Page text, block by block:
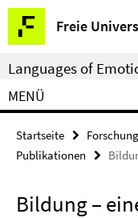
Springe
direkt
zu
Inhalt
Freie
Service-
Navigation
Languages of
MENÜ
Startseite
Publikationen
Bildung –